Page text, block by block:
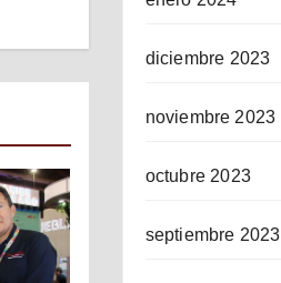
diciembre 2023
noviembre 2023
octubre 2023
septiembre 2023